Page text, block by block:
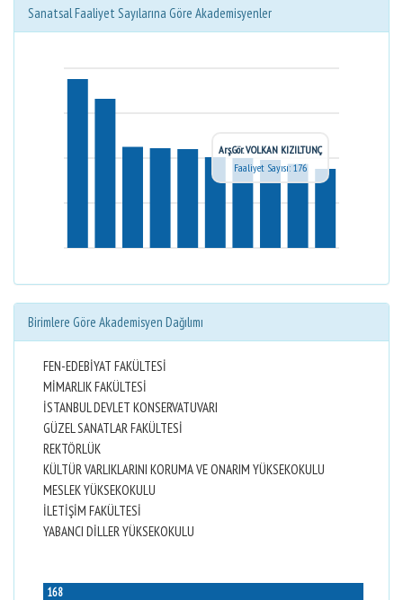
Sanatsal Faaliyet Sayılarına Göre Akademisyenler
Arş.Gör. VOLKAN KIZILTUNÇ
Faaliyet Sayısı: 176
Birimlere Göre Akademisyen Dağılımı
FEN-EDEBİYAT FAKÜLTESİ
MİMARLIK FAKÜLTESİ
İSTANBUL DEVLET KONSERVATUVARI
GÜZEL SANATLAR FAKÜLTESİ
REKTÖRLÜK
KÜLTÜR VARLIKLARINI KORUMA VE ONARIM YÜKSEKOKULU
MESLEK YÜKSEKOKULU
İLETİŞİM FAKÜLTESİ
YABANCI DİLLER YÜKSEKOKULU
168